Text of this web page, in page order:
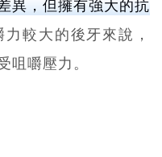
異，但擁有強大的抗
力較大的後牙來說，
咀嚼壓力。